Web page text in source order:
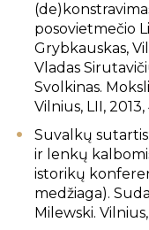
posovietmečio
Grybkauskas,
Vladas
Svolkinas.
Vilnius, LII, 2013,
Suvalkų
ir lenkų
istorikų
medžiaga).
Milewski.